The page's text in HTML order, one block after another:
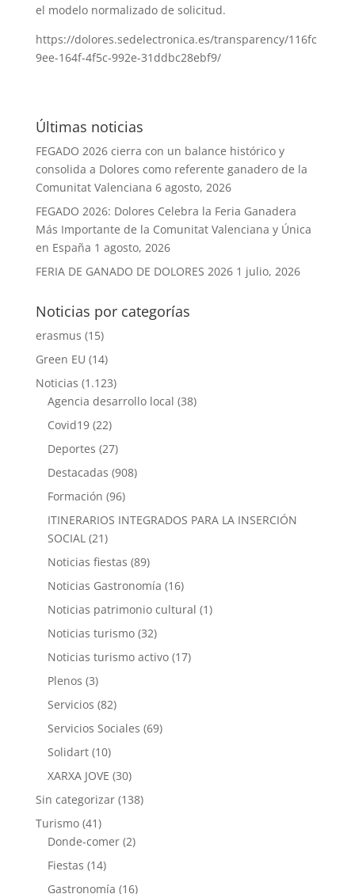
el modelo normalizado de solicitud.
https://dolores.sedelectronica.es/transparency/116fc
9ee-164f-4f5c-992e-31ddbc28ebf9/
Últimas noticias
FEGADO 2026 cierra con un balance histórico y
consolida a Dolores como referente ganadero de la
Comunitat Valenciana 6 agosto, 2026
FEGADO 2026: Dolores Celebra la Feria Ganadera
Más Importante de la Comunitat Valenciana y Única
en España 1 agosto, 2026
FERIA DE GANADO DE DOLORES 2026 1 julio, 2026
Noticias por categorías
erasmus (15)
Green EU (14)
Noticias (1.123)
Agencia desarrollo local (38)
Covid19(22)
Deportes (27)
Destacadas (908)
Formación (96)
ITINERARIOS INTEGRADOS PARA LA INSERCIÓN
SOCIAL(21)
Noticias fiestas (89)
Noticias Gastronomía (16)
Noticias patrimonio cultural (1)
Noticias turismo(32)
Noticias turismo activo(17)
Plenos (3)
Servicios (82)
Servicios Sociales (69)
Solidart(10)
XARXA JOVE (30)
Sin categorizar(138)
Turismo(41)
Donde-comer(2)
Fiestas (14)
Gastronomía (16)